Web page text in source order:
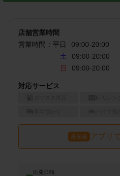
店舗営業時間
営業時間： 平日 09:00-20:00
土
09:00-20:00
日
09:00-20:00
対応サービス
最安値 アプリ
出発日時